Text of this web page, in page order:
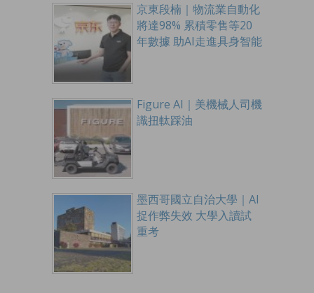
京東段楠｜物流業自動化
將達98% 累積零售等20
年數據 助AI走進具身智能
Figure AI｜美機械人司機
識扭軚踩油
墨西哥國立自治大學｜AI
捉作弊失效 大學入讀試
重考